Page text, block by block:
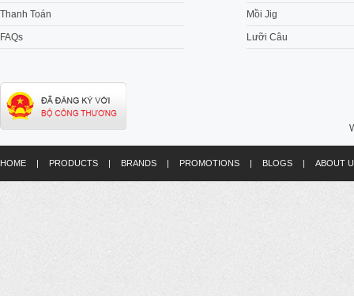
Thanh Toán
FAQs
Mồi Jig
Lưỡi Câu
HOME | PRODUCTS | BRANDS | PROMOTIONS | BLOGS | ABOUT